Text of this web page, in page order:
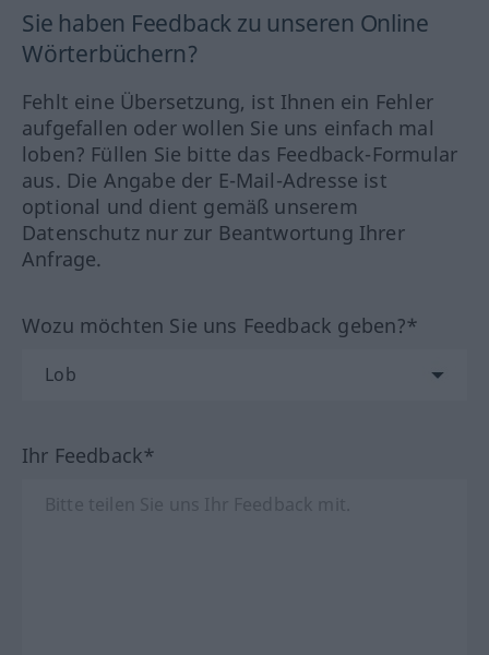
Sie haben Feedback zu unseren Online
Wörterbüchern?
Fehlt eine Übersetzung, ist Ihnen ein Fehler
aufgefallen oder wollen Sie uns einfach mal
loben? Füllen Sie bitte das Feedback-Formular
aus. Die Angabe der E-Mail-Adresse ist
optional und dient gemäß unserem
Datenschutz nur zur Beantwortung Ihrer
Anfrage.
Wozu möchten Sie uns Feedback geben?*
Ihr Feedback*